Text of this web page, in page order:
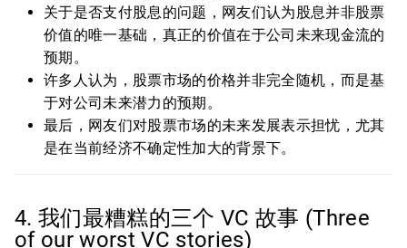
关于是否支付股息的问题，网友们认为股息并非股票
价值的唯一基础，真正的价值在于公司未来现金流的
预期。
许多人认为，股票市场的价格并非完全随机，而是基
于对公司未来潜力的预期。
最后，网友们对股票市场的未来发展表示担忧，尤其
是在当前经济不确定性加大的背景下。
4. 我们最糟糕的三个 VC 故事 (Three
of our worst VC stories)